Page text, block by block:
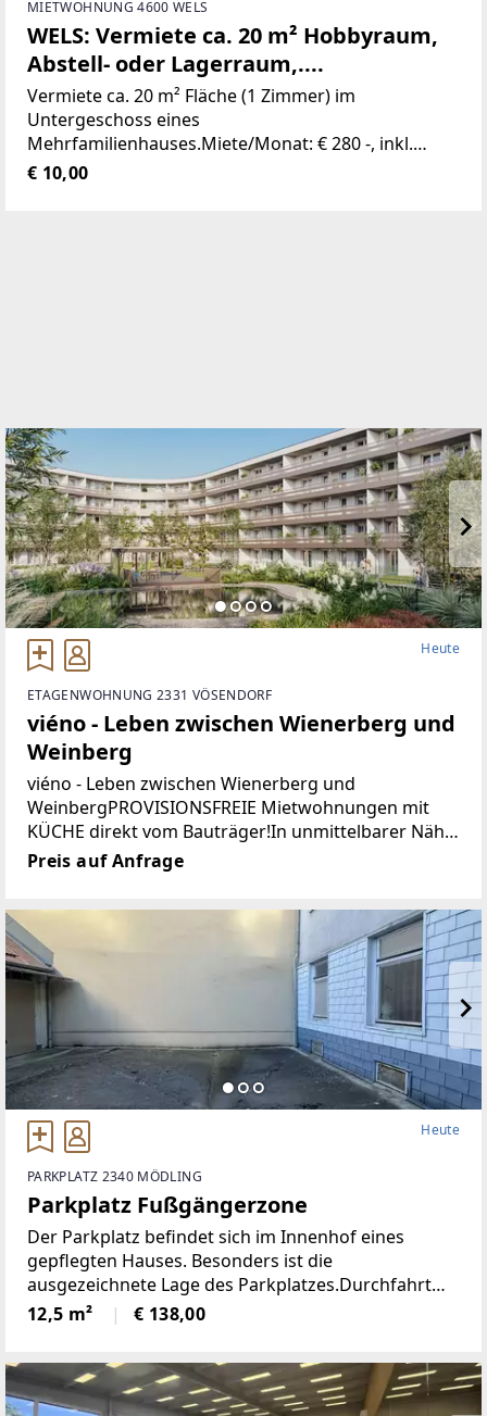
MIETWOHNUNG 4600 WELS
WELS: Vermiete ca. 20 m² Hobbyraum,
Abstell- oder Lagerraum,....
Vermiete ca. 20 m² Fläche (1 Zimmer) im
Untergeschoss eines
Mehrfamilienhauses.Miete/Monat: € 280 -, inkl.
BetirebskostenAuch kurzfristige Vermietungen
€ 10,00
Heute
ETAGENWOHNUNG 2331 VÖSENDORF
viéno - Leben zwischen Wienerberg und
Weinberg
viéno - Leben zwischen Wienerberg und
WeinbergPROVISIONSFREIE Mietwohnungen mit
KÜCHE direkt vom Bauträger!In unmittelbarer Nähe
zur südlichen Stadtgrenze von Wien entsteht in der
lebenswerten Gemeinde Vösendorf ein neues
Preis auf Anfrage
Heute
PARKPLATZ 2340 MÖDLING
Parkplatz Fußgängerzone
Der Parkplatz befindet sich im Innenhof eines
gepflegten Hauses. Besonders ist die
ausgezeichnete Lage des Parkplatzes.Durchfahrt
max. 2,45 mHöhe max. 2,5 mParkplatz 2,5m x 5 m
12,5 m² € 138,00